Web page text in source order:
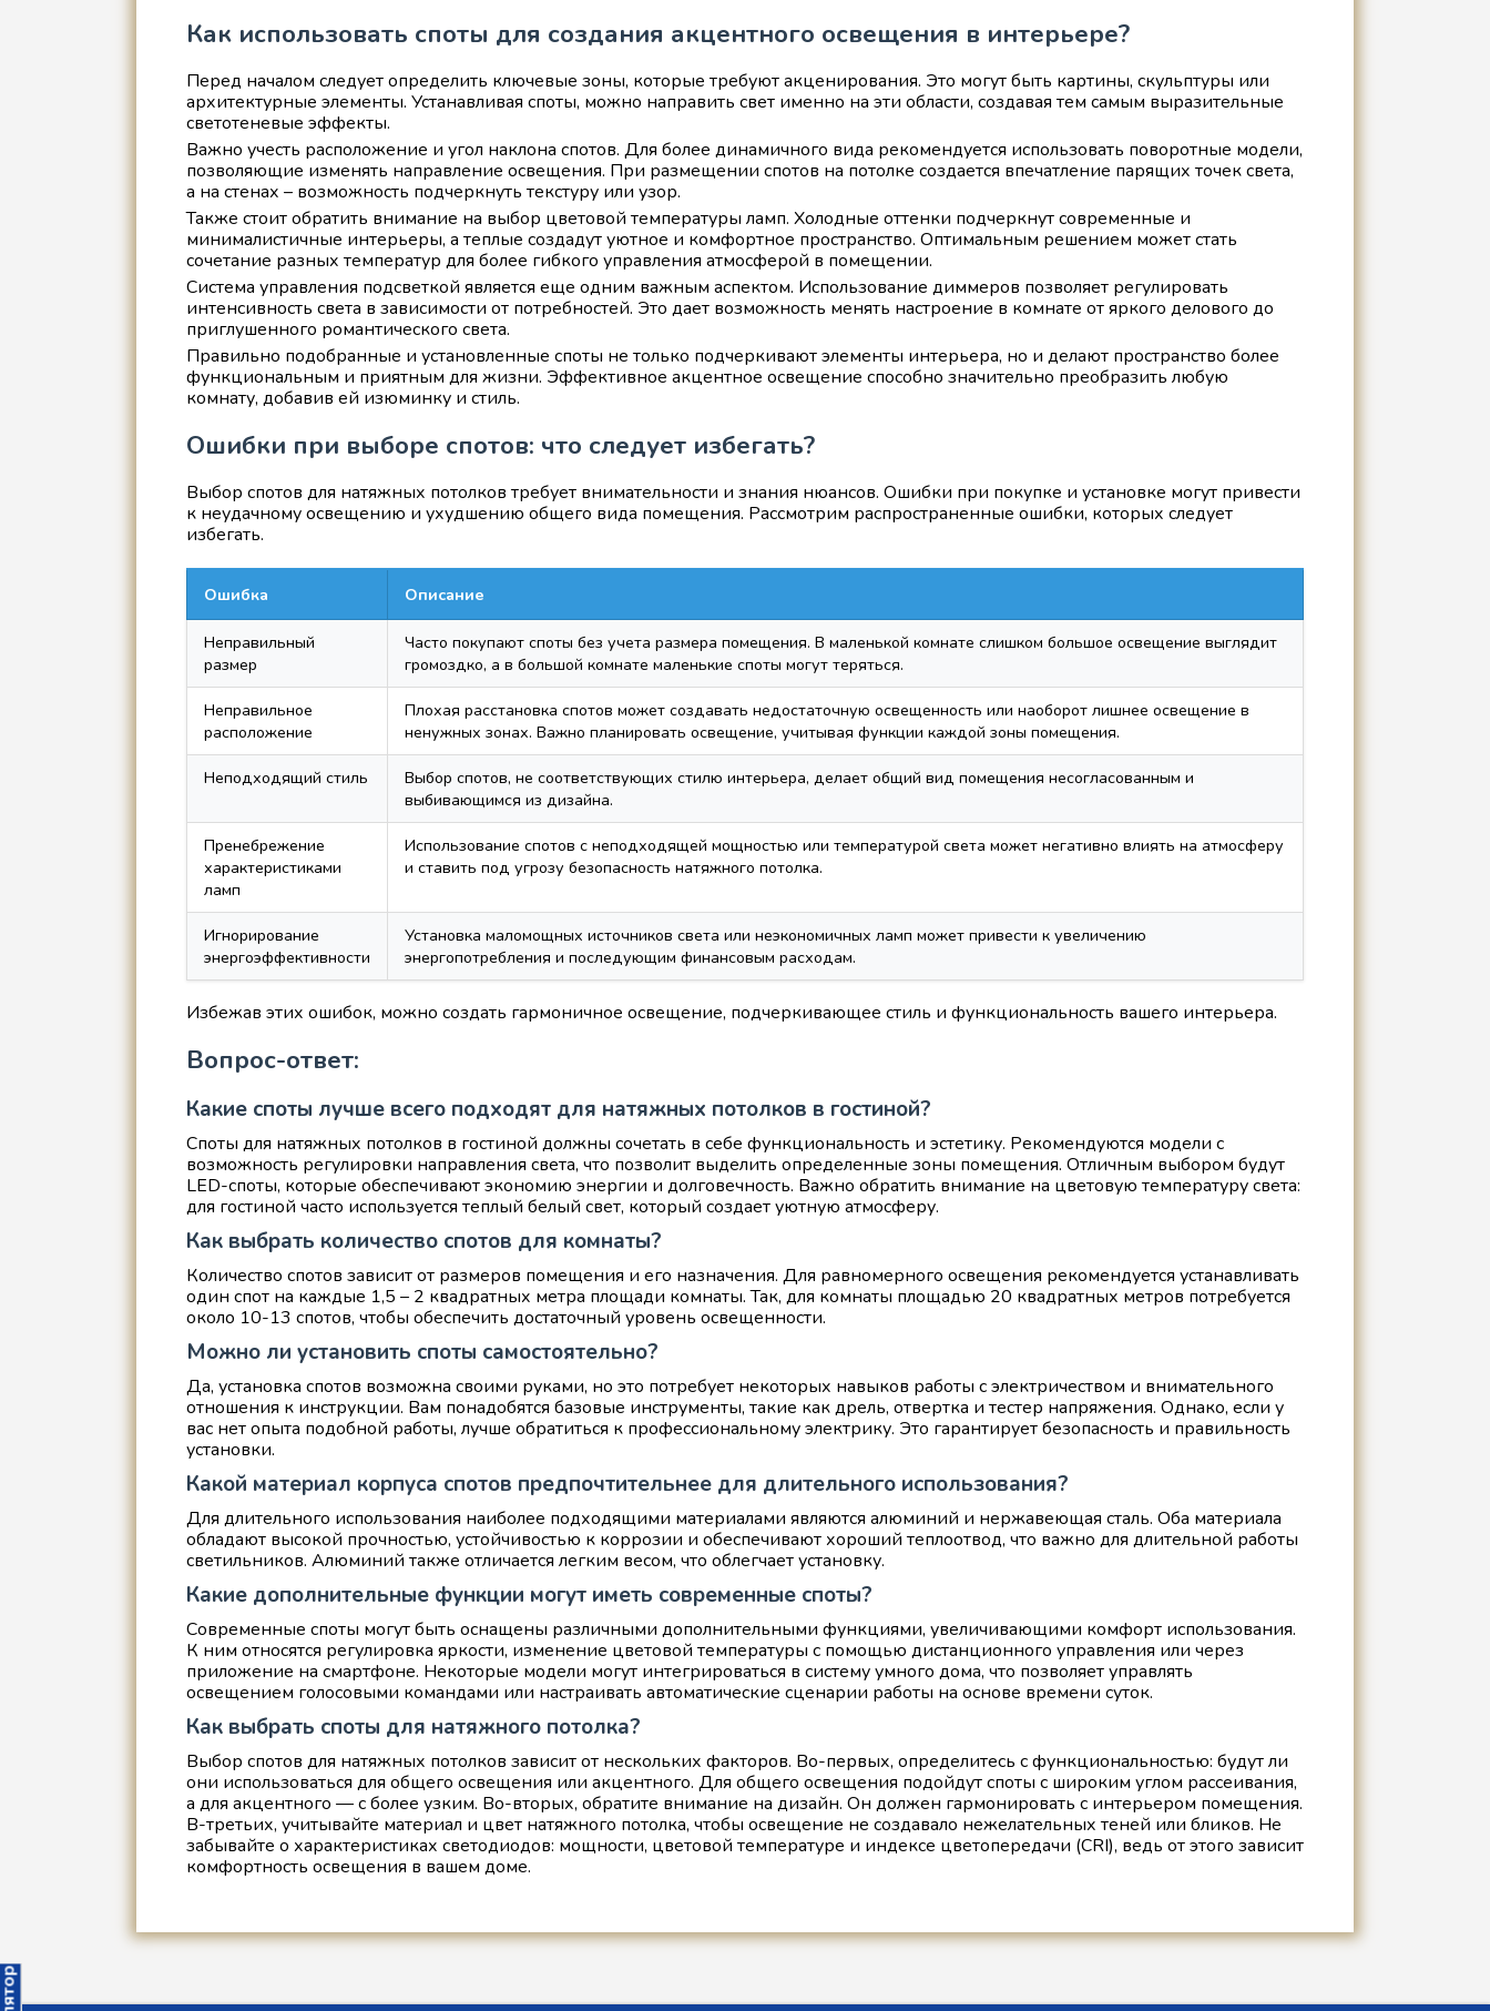
Как использовать споты для создания акцентного освещения в интерьере?
Перед началом следует определить ключевые зоны, которые требуют акценирования. Это могут быть картины, скульптуры или
архитектурные элементы. Устанавливая споты, можно направить свет именно на эти области, создавая тем самым выразительные
светотеневые эффекты.
Важно учесть расположение и угол наклона спотов. Для более динамичного вида рекомендуется использовать поворотные модели,
позволяющие изменять направление освещения. При размещении спотов на потолке создается впечатление парящих точек света,
а на стенах – возможность подчеркнуть текстуру или узор.
Также стоит обратить внимание на выбор цветовой температуры ламп. Холодные оттенки подчеркнут современные и
минималистичные интерьеры, а теплые создадут уютное и комфортное пространство. Оптимальным решением может стать
сочетание разных температур для более гибкого управления атмосферой в помещении.
Система управления подсветкой является еще одним важным аспектом. Использование диммеров позволяет регулировать
интенсивность света в зависимости от потребностей. Это дает возможность менять настроение в комнате от яркого делового до
приглушенного романтического света.
Правильно подобранные и установленные споты не только подчеркивают элементы интерьера, но и делают пространство более
функциональным и приятным для жизни. Эффективное акцентное освещение способно значительно преобразить любую
комнату, добавив ей изюминку и стиль.
Ошибки при выборе спотов: что следует избегать?
Выбор спотов для натяжных потолков требует внимательности и знания нюансов. Ошибки при покупке и установке могут привести
к неудачному освещению и ухудшению общего вида помещения. Рассмотрим распространенные ошибки, которых следует
избегать.
Ошибка Описание
Неправильный
размер
Часто покупают споты без учета размера помещения. В маленькой комнате слишком большое освещение выглядит
громоздко, а в большой комнате маленькие споты могут теряться.
Неправильное
расположение
Плохая расстановка спотов может создавать недостаточную освещенность или наоборот лишнее освещение в
ненужных зонах. Важно планировать освещение, учитывая функции каждой зоны помещения.
Неподходящий стиль
Выбор спотов, не соответствующих стилю интерьера, делает общий вид помещения несогласованным и
выбивающимся из дизайна.
Пренебрежение
характеристиками
ламп
Использование спотов с неподходящей мощностью или температурой света может негативно влиять на атмосферу
и ставить под угрозу безопасность натяжного потолка.
Игнорирование
энергоэффективности
Установка маломощных источников света или неэкономичных ламп может привести к увеличению
энергопотребления и последующим финансовым расходам.
Избежав этих ошибок, можно создать гармоничное освещение, подчеркивающее стиль и функциональность вашего интерьера.
Вопрос-ответ:
Какие споты лучше всего подходят для натяжных потолков в гостиной?
Споты для натяжных потолков в гостиной должны сочетать в себе функциональность и эстетику. Рекомендуются модели с
возможность регулировки направления света, что позволит выделить определенные зоны помещения. Отличным выбором будут
LED-споты, которые обеспечивают экономию энергии и долговечность. Важно обратить внимание на цветовую температуру света:
для гостиной часто используется теплый белый свет, который создает уютную атмосферу.
Как выбрать количество спотов для комнаты?
Количество спотов зависит от размеров помещения и его назначения. Для равномерного освещения рекомендуется устанавливать
один спот на каждые 1,5 – 2 квадратных метра площади комнаты. Так, для комнаты площадью 20 квадратных метров потребуется
около 10-13 спотов, чтобы обеспечить достаточный уровень освещенности.
Можно ли установить споты самостоятельно?
Да, установка спотов возможна своими руками, но это потребует некоторых навыков работы с электричеством и внимательного
отношения к инструкции. Вам понадобятся базовые инструменты, такие как дрель, отвертка и тестер напряжения. Однако, если у
вас нет опыта подобной работы, лучше обратиться к профессиональному электрику. Это гарантирует безопасность и правильность
установки.
Какой материал корпуса спотов предпочтительнее для длительного использования?
Для длительного использования наиболее подходящими материалами являются алюминий и нержавеющая сталь. Оба материала
обладают высокой прочностью, устойчивостью к коррозии и обеспечивают хороший теплоотвод, что важно для длительной работы
светильников. Алюминий также отличается легким весом, что облегчает установку.
Какие дополнительные функции могут иметь современные споты?
Современные споты могут быть оснащены различными дополнительными функциями, увеличивающими комфорт использования.
К ним относятся регулировка яркости, изменение цветовой температуры с помощью дистанционного управления или через
приложение на смартфоне. Некоторые модели могут интегрироваться в систему умного дома, что позволяет управлять
освещением голосовыми командами или настраивать автоматические сценарии работы на основе времени суток.
Как выбрать споты для натяжного потолка?
Выбор спотов для натяжных потолков зависит от нескольких факторов. Во-первых, определитесь с функциональностью: будут ли
они использоваться для общего освещения или акцентного. Для общего освещения подойдут споты с широким углом рассеивания,
а для акцентного — с более узким. Во-вторых, обратите внимание на дизайн. Он должен гармонировать с интерьером помещения.
В-третьих, учитывайте материал и цвет натяжного потолка, чтобы освещение не создавало нежелательных теней или бликов. Не
забывайте о характеристиках светодиодов: мощности, цветовой температуре и индексе цветопередачи (CRI), ведь от этого зависит
комфортность освещения в вашем доме.